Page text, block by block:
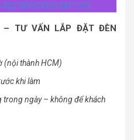
– TƯ VẤN LẮP ĐẶT ĐÈN
(nội thành HCM)
khi làm
ngày – không để khách